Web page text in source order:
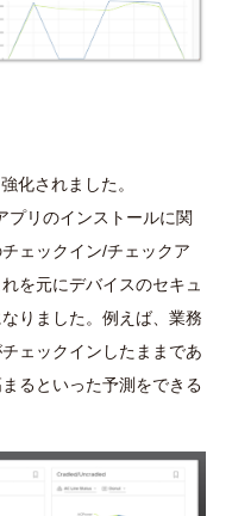
化されました。
プリのインストールに関
ェックイン/チェックア
を元にデバイスのセキュ
りました。例えば、業務
ェックインしたままであ
るといった予測をできる